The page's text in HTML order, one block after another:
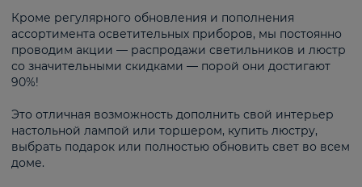
Кроме регулярного обновления и пополнения
ассортимента осветительных приборов, мы постоянно
проводим акции — распродажи светильников и люстр
со значительными скидками — порой они достигают
90%!
Это отличная возможность дополнить свой интерьер
настольной лампой или торшером, купить люстру,
выбрать подарок или полностью обновить свет во всем
доме.